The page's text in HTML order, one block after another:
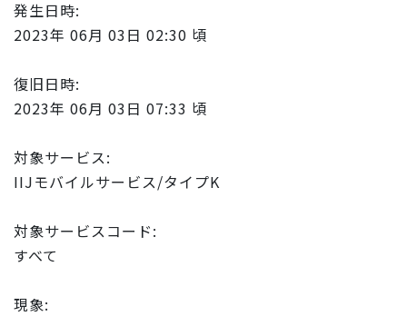
発生日時:
2023年 06月 03日 02:30 頃
復旧日時:
2023年 06月 03日 07:33 頃
対象サービス:
IIJモバイルサービス/タイプK
対象サービスコード:
すべて
現象: